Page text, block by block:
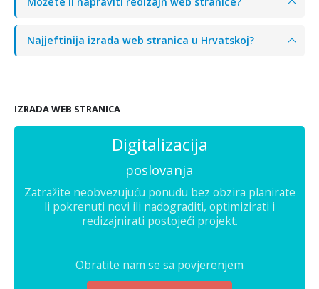
Najjeftinija izrada web stranica u Hrvatskoj?
IZRADA WEB STRANICA
Digitalizacija
poslovanja
Zatražite neobvezujuću ponudu bez obzira planirate
li pokrenuti novi ili nadograditi, optimizirati i
redizajnirati postojeći projekt.
Obratite nam se sa povjerenjem